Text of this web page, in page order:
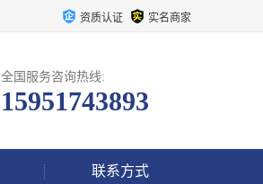
资质认证 实名商家
全国服务咨询热线:
15951743893
联系方式